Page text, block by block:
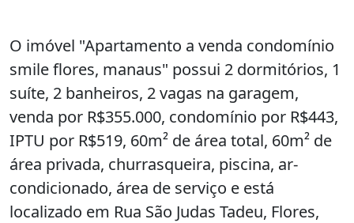
O imóvel "Apartamento a venda condomínio
smile flores, manaus" possui 2 dormitórios, 1
suíte, 2 banheiros, 2 vagas na garagem,
venda por R$355.000, condomínio por R$443,
IPTU por R$519, 60m² de área total, 60m² de
área privada, churrasqueira, piscina, ar-
condicionado, área de serviço e está
localizado em Rua São Judas Tadeu, Flores,